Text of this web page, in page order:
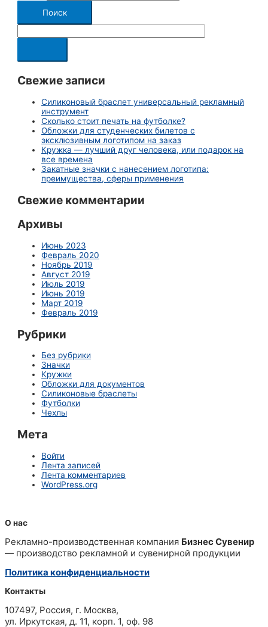
Свежие записи
Силиконовый браслет универсальный рекламный
инструмент
Сколько стоит печать на футболке?
Обложки для студенческих билетов с
эксклюзивным логотипом на заказ
Кружка — лучший друг человека, или подарок на
все времена
Закатные значки с нанесением логотипа:
преимущества, сферы применения
Свежие комментарии
Архивы
Июнь 2023
Февраль 2020
Ноябрь 2019
Август 2019
Июль 2019
Июнь 2019
Март 2019
Февраль 2019
Рубрики
Без рубрики
Значки
Кружки
Обложки для документов
Силиконовые браслеты
Футболки
Чехлы
Мета
Войти
Лента записей
Лента комментариев
WordPress.org
О нас
Рекламно-производственная компания Бизнес Сувенир
— производство рекламной и сувенирной продукции
Политика конфиденциальности
Контакты
107497, Россия, г. Москва,
ул. Иркутская, д. 11, корп. 1, оф. 98